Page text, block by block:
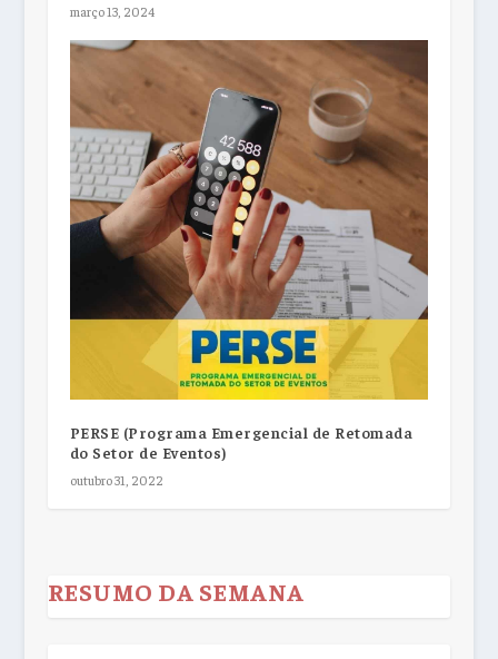
março 13, 2024
PERSE (Programa Emergencial de Retomada
do Setor de Eventos)
outubro 31, 2022
RESUMO DA SEMANA